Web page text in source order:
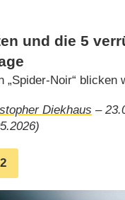
und die 5
„Spider-Noir“
Diekhaus –
2